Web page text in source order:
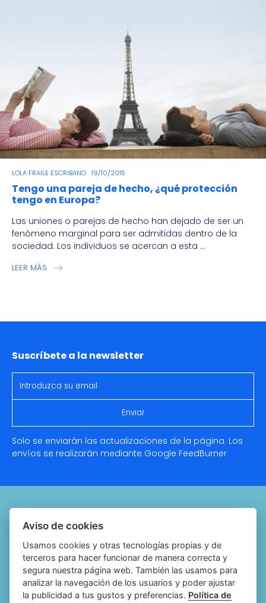
LOLA FRAILE ESCRIBANO 19/10/2015
Tengo una pareja de hecho, ¿qué protección
tengo en Europa?
Las uniones o parejas de hecho han dejado de ser un
fenómeno marginal para ser admitidas dentro de la
sociedad. Los individuos se acercan a esta ...
LEER MÁS
Suscríbete a la newsletter
Solo se enviarán las actualizaciones de la página. Los
envíos se realizarán mediante Google FeedBurner
Política de cookies
Política de privacidad
Aviso de cookies
Usamos cookies y otras tecnologías propias y de
terceros para hacer funcionar de manera correcta y
segura nuestra página web. También las usamos para
analizar la navegación de los usuarios y poder ajustar
la publicidad a tus gustos y preferencias. Política de